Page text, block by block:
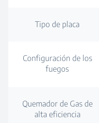
Tipo de placa
Configuración de los
fuegos
Quemador de Gas de
alta eficiencia